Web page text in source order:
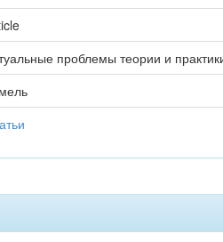
проблемы теории и